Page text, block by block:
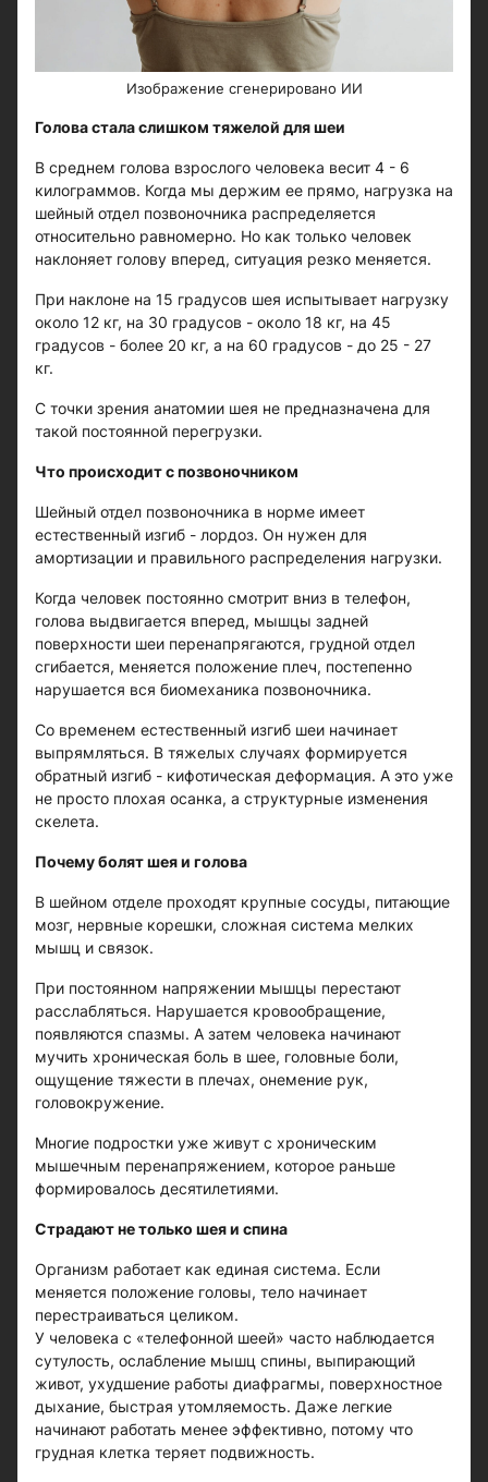
Изображение сгенерировано ИИ
Голова стала слишком тяжелой для шеи
В среднем голова взрослого человека весит 4 - 6
килограммов. Когда мы держим ее прямо, нагрузка на
шейный отдел позвоночника распределяется
относительно равномерно. Но как только человек
наклоняет голову вперед, ситуация резко меняется.
При наклоне на 15 градусов шея испытывает нагрузку
около 12 кг, на 30 градусов - около 18 кг, на 45
градусов - более 20 кг, а на 60 градусов - до 25 - 27
кг.
С точки зрения анатомии шея не предназначена для
такой постоянной перегрузки.
Что происходит с позвоночником
Шейный отдел позвоночника в норме имеет
естественный изгиб - лордоз. Он нужен для
амортизации и правильного распределения нагрузки.
Когда человек постоянно смотрит вниз в телефон,
голова выдвигается вперед, мышцы задней
поверхности шеи перенапрягаются, грудной отдел
сгибается, меняется положение плеч, постепенно
нарушается вся биомеханика позвоночника.
Со временем естественный изгиб шеи начинает
выпрямляться. В тяжелых случаях формируется
обратный изгиб - кифотическая деформация. А это уже
не просто плохая осанка, а структурные изменения
скелета.
Почему болят шея и голова
В шейном отделе проходят крупные сосуды, питающие
мозг, нервные корешки, сложная система мелких
мышц и связок.
При постоянном напряжении мышцы перестают
расслабляться. Нарушается кровообращение,
появляются спазмы. А затем человека начинают
мучить хроническая боль в шее, головные боли,
ощущение тяжести в плечах, онемение рук,
головокружение.
Многие подростки уже живут с хроническим
мышечным перенапряжением, которое раньше
формировалось десятилетиями.
Страдают не только шея и спина
Организм работает как единая система. Если
меняется положение головы, тело начинает
перестраиваться целиком.
У человека с «телефонной шеей» часто наблюдается
сутулость, ослабление мышц спины, выпирающий
живот, ухудшение работы диафрагмы, поверхностное
дыхание, быстрая утомляемость. Даже легкие
начинают работать менее эффективно, потому что
грудная клетка теряет подвижность.